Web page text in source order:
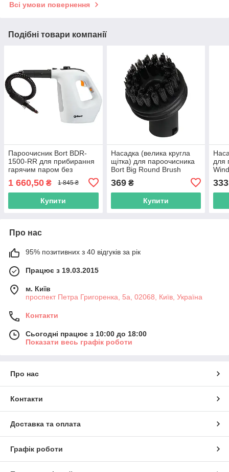
Всі умови повернення
Подібні товари компанії
Пароочисник Bort BDR-
1500-RR для прибирання
гарячим паром без
1 660,50 ₴ 1 845 ₴
Купити
Насадка (велика кругла
щітка) для пароочисника
Bort Big Round Brush
369₴
Купити
для
333
Про нас
95% позитивних з 40 відгуків за рік
Працює з 19.03.2015
м. Київ
проспект Петра Григоренка, 5а, 02068, Київ, Україна
Контакти
Сьогодні працює з 10:00 до 18:00
Показати весь графік роботи
Про нас
Контакти
Доставка та оплата
Графік роботи